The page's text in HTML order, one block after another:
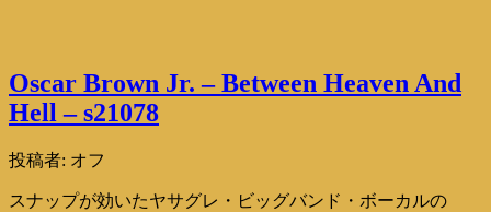
Oscar Brown Jr. – Between Heaven And
Hell – s21078
投稿者: オフ
スナップが効いたヤサグレ・ビッグバンド・ボーカルの